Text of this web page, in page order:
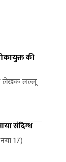
की
लेखक लल्लू
संदिग्ध
17)